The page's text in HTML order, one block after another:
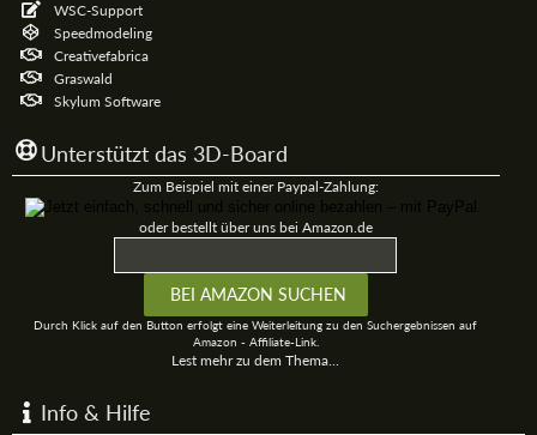
WSC-Support
Speedmodeling
Creativefabrica
Graswald
Skylum Software
Unterstützt das 3D-Board
Zum Beispiel mit einer Paypal-Zahlung:
oder bestellt über uns bei Amazon.de
Durch Klick auf den Button erfolgt eine Weiterleitung zu den Suchergebnissen auf
Amazon - Affiliate-Link.
Lest mehr zu dem Thema...
Info & Hilfe